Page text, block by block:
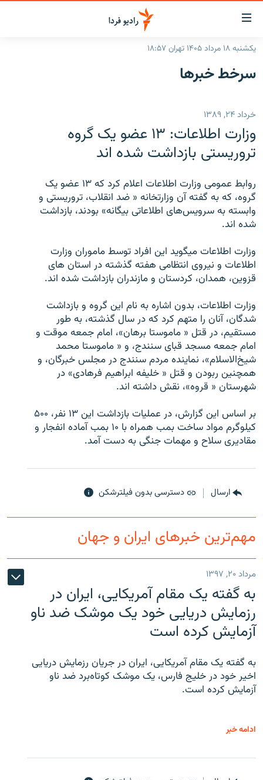
لینک‌های
قابلیت
دسترسی
بازگشت
اصلی
رفتن
صفحه
ایران
رادیو
انتخاب کنید و بشنوید
فرکانس‌ها
پادکست
گزارش‌های تصویری
گزارش‌های ویدئویی
زنان فردا
English
به ما بپیوندید
زبان‌های دیگر
یکشنبه ۱۸ مرداد ۱۴۰۵ تهران ۱۸:۵۷
سرخط‌ خبرها
خرداد ۲۴, ۱۳۸۹
وزارت اطلاعات: ۱۳ عضو يک گروه
تروريستی بازداشت شده اند
روابط عمومی وزارت اطلاعات اعلام کرد که ۱۳ عضو يک
گروه، که به گفته آن وزارتخانه « ضد انقلاب، تروريستی و
وابسته به سرويس‌های اطلاعاتی بيگانه» بودند، بازداشت
شده اند.
وزارت اطلاعات ميگويد اين افراد توسط ماموران وزارت
اطلاعات و نيروی انتظامی هفته گذشته در استان های
قزوين، همدان، کردستان و مازندران بازداشت شده اند.
وزارت اطلاعات، بدون اشاره به نام اين گروه و بازداشت
شدگان، آنان را متهم کرد که در سال گذشته، به طور
مستقيم، در قتل « ماموستا برهان»، امام جمعه موقت و
امام جمعه مسجد قبای سنندج، و « ماموستا محمد
شيخ‌الاسلام»، نماينده مردم سنندج در مجلس خبرگان، و
همچنين ربودن و قتل « خليفه ابراهيم فرهادی» در
شهرستان « قروه»، نقش داشته اند.
بر اساس اين گزارش، در عمليات‌ بازداشت اين ۱۳ نفر، ۵۰۰
کيلوگرم مواد ساخت بمب همراه با ۱۰ بمب آماده انفجار و
مقاديری سلاح و مهمات جنگی به دست آمد.
ارسال دسترسی بدون فیلترشکن
مهم‌ترین خبرهای ایران و جهان
مرداد ۲۰, ۱۳۹۷
به گفته یک مقام آمریکایی، ایران در
رزمایش دریایی خود یک موشک ضد ناو
آزمایش کرده است
به گفته یک مقام آمریکایی، ایران در جریان رزمایش دریایی
اخیر خود در خلیج فارس، یک موشک کوتاه‌برد ضد ناو
آزمایش کرده است.
ادامه خبر